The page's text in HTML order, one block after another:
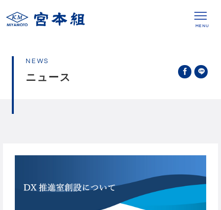
MENU
NEWS
ニュース